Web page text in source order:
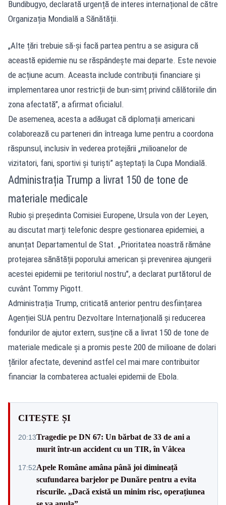
Bundibugyo, declarată urgență de interes internațional de către
Organizația Mondială a Sănătății.
„Alte țări trebuie să-și facă partea pentru a se asigura că
această epidemie nu se răspândește mai departe. Este nevoie
de acțiune acum. Aceasta include contribuții financiare și
implementarea unor restricții de bun-simț privind călătoriile din
zona afectată”, a afirmat oficialul.
De asemenea, acesta a adăugat că diplomații americani
colaborează cu parteneri din întreaga lume pentru a coordona
răspunsul, inclusiv în vederea protejării „milioanelor de
vizitatori, fani, sportivi și turiști” așteptați la Cupa Mondială.
Administrația Trump a livrat 150 de tone de
materiale medicale
Rubio și președinta Comisiei Europene, Ursula von der Leyen,
au discutat marți telefonic despre gestionarea epidemiei, a
anunțat Departamentul de Stat. „Prioritatea noastră rămâne
protejarea sănătății poporului american și prevenirea ajungerii
acestei epidemii pe teritoriul nostru", a declarat purtătorul de
cuvânt Tommy Pigott.
Administrația Trump, criticată anterior pentru desființarea
Agenției SUA pentru Dezvoltare Internațională și reducerea
fondurilor de ajutor extern, susține că a livrat 150 de tone de
materiale medicale și a promis peste 200 de milioane de dolari
țărilor afectate, devenind astfel cel mai mare contribuitor
financiar la combaterea actualei epidemii de Ebola.
CITEȘTE ȘI
20:13Tragedie pe DN 67: Un bărbat de 33 de ani a
murit într-un accident cu un TIR, în Vâlcea
17:52Apele Române amâna până joi dimineață
scufundarea barjelor pe Dunăre pentru a evita
riscurile. „Dacă există un minim risc, operațiunea